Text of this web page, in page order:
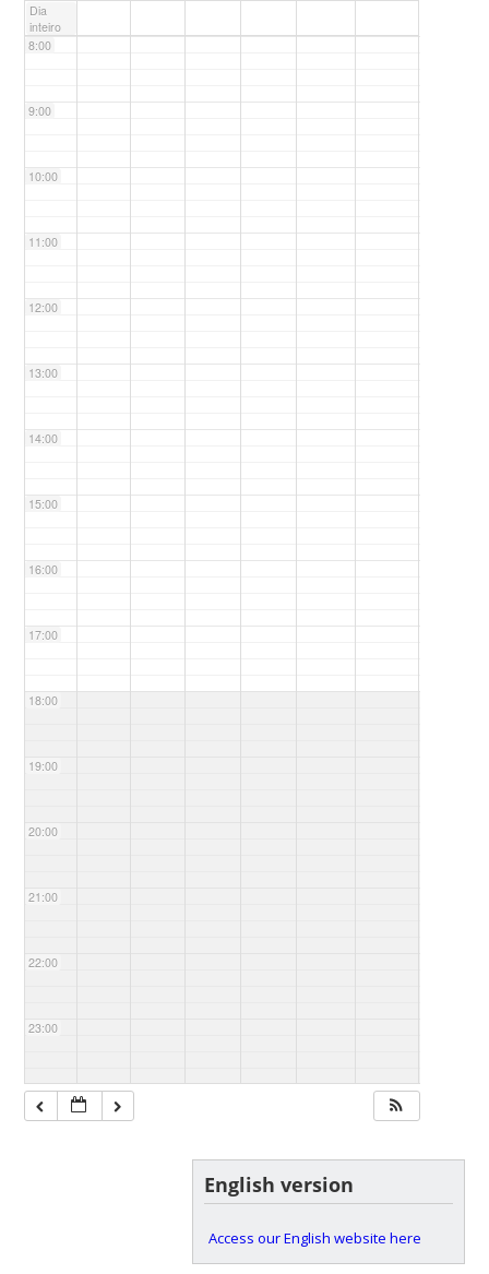
Dia
inteiro
8:00
9:00
10:00
11:00
12:00
13:00
14:00
15:00
16:00
17:00
18:00
19:00
20:00
21:00
22:00
23:00
English version
Access our English website here